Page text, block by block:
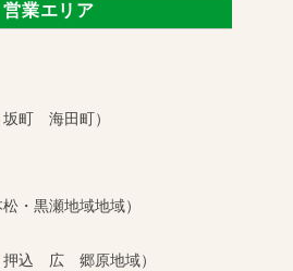
営業エリア
町 海田町）
・黒瀬地域地域）
込 広 郷原地域）